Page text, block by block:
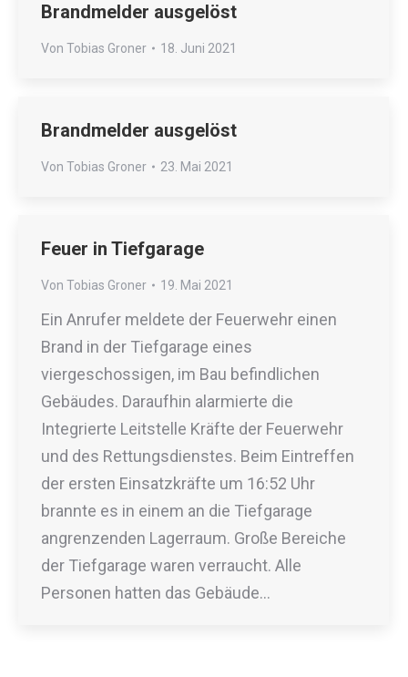
Brandmelder ausgelöst
Von Tobias Groner 18. Juni 2021
Brandmelder ausgelöst
Von Tobias Groner 23. Mai 2021
Feuer in Tiefgarage
Von Tobias Groner 19. Mai 2021
Ein Anrufer meldete der Feuerwehr einen
Brand in der Tiefgarage eines
viergeschossigen, im Bau befindlichen
Gebäudes. Daraufhin alarmierte die
Integrierte Leitstelle Kräfte der Feuerwehr
und des Rettungsdienstes. Beim Eintreffen
der ersten Einsatzkräfte um 16:52 Uhr
brannte es in einem an die Tiefgarage
angrenzenden Lagerraum. Große Bereiche
der Tiefgarage waren verraucht. Alle
Personen hatten das Gebäude…